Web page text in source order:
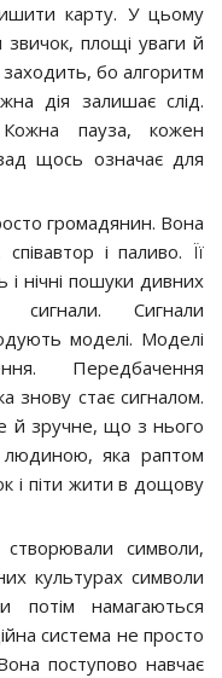
карту. У цьому
звичок, площі уваги й
бо алгоритм
дія залишає слід.
пауза, кожен
щось означає для
громадянин. Вона
і паливо. Її
і нічні пошуки дивних
Сигнали
моделі. Моделі
Передбачення
знову стає сигналом.
й зручне, що з нього
яка раптом
і піти жити в дощову
символи,
культурах символи
намагаються
система не просто
поступово навчає